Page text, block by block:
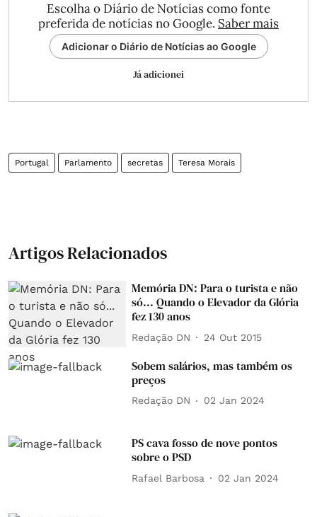
Escolha o Diário de Notícias como fonte
preferida de notícias no Google. Saber mais
Adicionar o Diário de Notícias ao Google
Já adicionei
Portugal Parlamento secretas Teresa Morais
Artigos Relacionados
Memória DN: Para o turista e não
só... Quando o Elevador da Glória
fez 130 anos
Redação DN 24 Out 2015
Sobem salários, mas também os
preços
Redação DN 02 Jan 2024
PS cava fosso de nove pontos
sobre o PSD
Rafael Barbosa 02 Jan 2024